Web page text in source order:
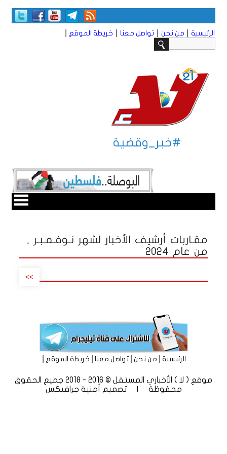
الرئيسية من نحن تواصل معنا خريطة الموقع
#خبر_وقضية
مقـاربات أرشيف الأخبار لشهر نـوفـمـبـر ,
من عام 2024
>>
الرئيسية|من نحن|تواصل معنا|خريطة الموقع
موقع ( لا ) الأخباري المستقل © 2016 - 2018 جميع الحقوق
محفوظة | تصميم
أمنية جرافيكس